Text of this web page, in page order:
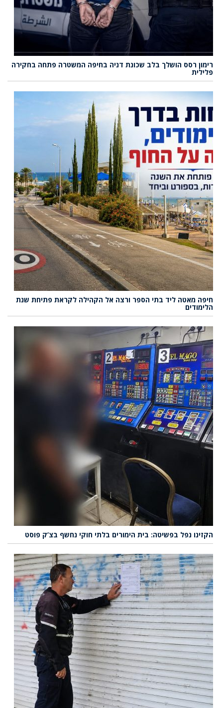
רימון רסס הושלך בלב שכונת דניה בחיפה המשטרה פתחה בחקירה
פלילית
חיפה מאטה ליד בתי הספר ורצה אל הקהילה לקראת פתיחת שנת
הלימודים
הקזינו נפל בפשיטה: בית הימורים בלתי חוקי נחשף בצ’ק פוסט